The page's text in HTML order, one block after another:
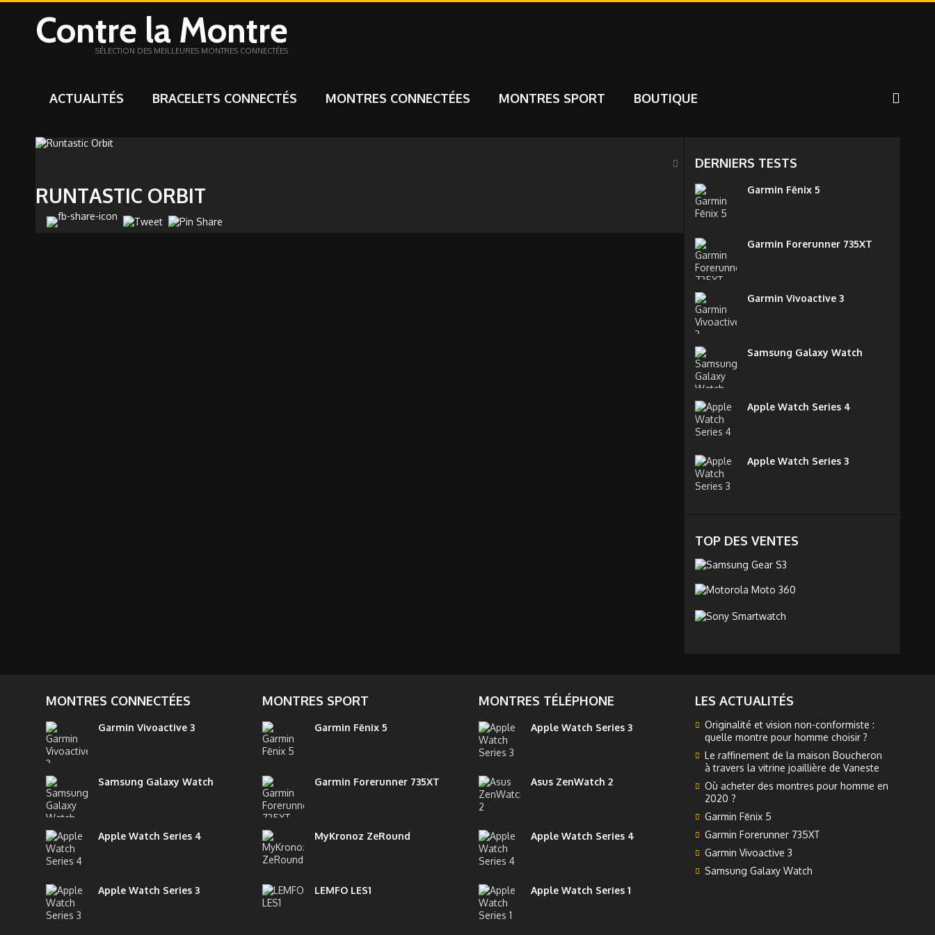
Contre la Montre
SÉLECTION DES MEILLEURES MONTRES CONNECTÉES
ACTUALITÉS BRACELETS CONNECTÉS MONTRES CONNECTÉES MONTRES SPORT BOUTIQUE
RUNTASTIC ORBIT
DERNIERS TESTS
Garmin Fēnix 5
Garmin Forerunner 735XT
Garmin Vivoactive 3
Samsung Galaxy Watch
Apple Watch Series 4
Apple Watch Series 3
TOP DES VENTES
MONTRES CONNECTÉES
Garmin Vivoactive 3
Samsung Galaxy Watch
Apple Watch Series 4
Apple Watch Series 3
MONTRES SPORT
Garmin Fēnix 5
Garmin Forerunner 735XT
MyKronoz ZeRound
LEMFO LES1
MONTRES TÉLÉPHONE
Apple Watch Series 3
Asus ZenWatch 2
Apple Watch Series 4
Apple Watch Series 1
LES ACTUALITÉS
Originalité et vision non-conformiste :
quelle montre pour homme choisir ?
Le raffinement de la maison Boucheron
à travers la vitrine joaillière de Vaneste
Où acheter des montres pour homme en
2020 ?
Garmin Fēnix 5
Garmin Forerunner 735XT
Garmin Vivoactive 3
Samsung Galaxy Watch